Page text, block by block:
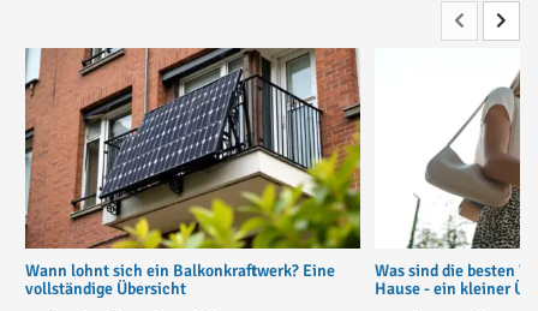
Wann lohnt sich ein Balkonkraftwerk? Eine
vollständige Übersicht
Was sind die besten
Hause - ein kleiner